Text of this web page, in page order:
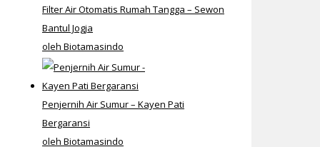
Filter Air Otomatis Rumah Tangga – Sewon
Bantul Jogja
oleh Biotamasindo
Penjernih Air Sumur – Kayen Pati
Bergaransi
oleh Biotamasindo